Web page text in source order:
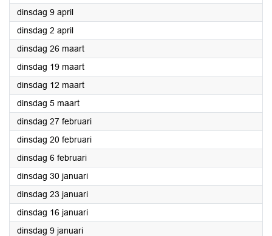
dinsdag 9 april2024
dinsdag 2 april2024
dinsdag 26 maart2024
dinsdag 19 maart2024
dinsdag 12 maart2024
dinsdag 5 maart2024
dinsdag 27 februari2024
dinsdag 20 februari2024
dinsdag 6 februari2024
dinsdag 30 januari2024
dinsdag 23 januari2024
dinsdag 16 januari2024
dinsdag 9 januari2024